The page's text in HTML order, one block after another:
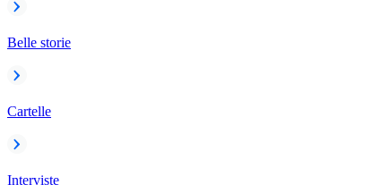
Belle storie
Cartelle
Interviste